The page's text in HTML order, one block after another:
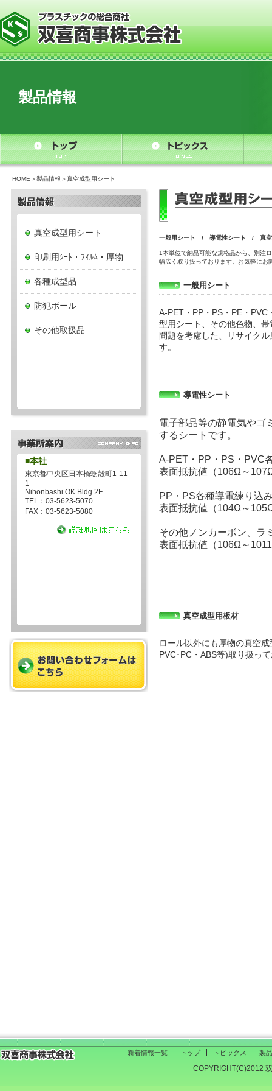
製品情報
HOME ＞製品情報 ＞真空成型用シート
真空成型用シート
印刷用ｼｰﾄ・ﾌｨﾙﾑ・厚物
各種成型品
防犯ボール
その他取扱品
■本社
東京都中央区日本橋蛎殻町1-11-
1
Nihonbashi OK Bldg 2F
TEL：03-5623-5070
FAX：03-5623-5080
一般用シート / 導電性シート / 真
1本単位で納品可能な規格品から、別注
幅広く取り扱っております。お気軽にお
一般用シート
A-PET・PP・PS・PE・
型用シート、その他色物、
問題を考慮した、リサイク
す。
導電性シート
電子部品等の静電気やゴ
するシートです。
A-PET・PP・PS・PVC
表面抵抗値（106Ω～
PP・PS各種導電練り込
表面抵抗値（104Ω～
その他ノンカーボン、ラ
表面抵抗値（106Ω～
真空成型用板材
ロール以外にも厚物の真空
PVC･PC・ABS等)取り扱っ
新着情報一覧 トップ トピックス 製
COPYRIGHT(C)2012